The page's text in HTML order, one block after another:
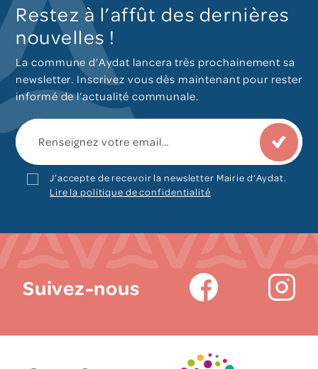
Restez à l’affût des dernières
nouvelles !
La commune d’Aydat lancera très prochainement sa
newsletter. Inscrivez vous dès maintenant pour rester
informé de l’actualité communale.
J’accepte de recevoir la newsletter Mairie d‘Aydat.
Lire la politique de confidentialité
Suivez-nous